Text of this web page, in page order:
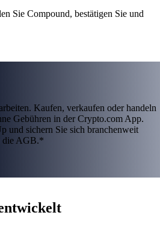
Sie Compound, bestätigen Sie und
Kaufen, verkaufen oder handeln
Gebühren in der Crypto.com App.
und sichern Sie sich branchenweit
die AGB.*